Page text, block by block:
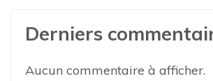
Derniers
Aucun commentaire à afficher.